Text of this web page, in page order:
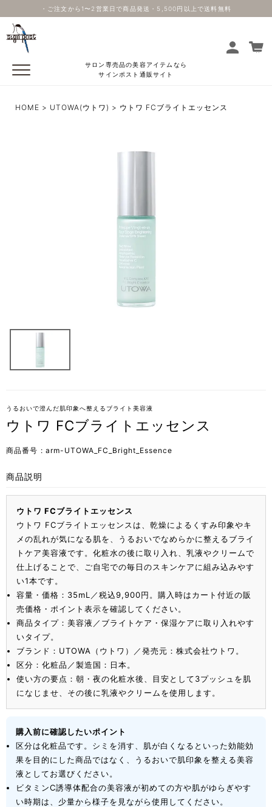
・ご注文から1〜2営業日で商品発送・5,500円以上で送料無料
サロン専売品の美容アイテムなら
サインポスト通販サイト
HOME UTOWA(ウトワ) ウトワ FCブライトエッセンス
うるおいで澄んだ肌印象へ整えるブライト美容液
ウトワ FCブライトエッセンス
商品番号 arm-UTOWA_FC_Bright_Essence
商品説明
ウトワ FCブライトエッセンス
ウトワ FCブライトエッセンスは、乾燥によるくすみ印象やキ
メの乱れが気になる肌を、うるおいでなめらかに整えるブライ
トケア美容液です。化粧水の後に取り入れ、乳液やクリームで
仕上げることで、ご自宅での毎日のスキンケアに組み込みやす
い1本です。
容量・価格：35mL／税込9,900円。購入時はカート付近の販
売価格・ポイント表示を確認してください。
商品タイプ：美容液／ブライトケア・保湿ケアに取り入れやす
いタイプ。
ブランド：UTOWA（ウトワ）／発売元：株式会社ウトワ。
区分：化粧品／製造国：日本。
使い方の要点：朝・夜の化粧水後、目安として3プッシュを肌
になじませ、その後に乳液やクリームを使用します。
購入前に確認したいポイント
区分は化粧品です。シミを消す、肌が白くなるといった効能効
果を目的にした商品ではなく、うるおいで肌印象を整える美容
液としてお選びください。
ビタミンC誘導体配合の美容液が初めての方や肌がゆらぎやす
い時期は、少量から様子を見ながら使用してください。